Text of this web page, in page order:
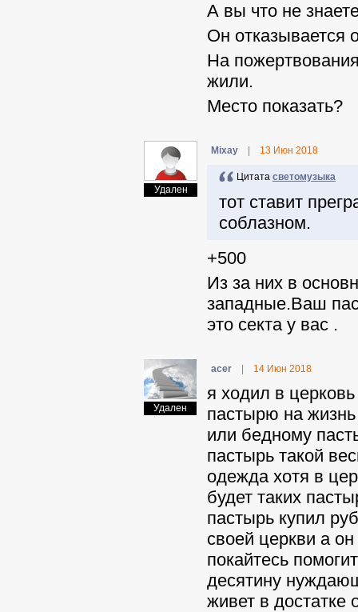
А вы что не
Он отказывается
На
жили.
Место показать?
Удален
Mixay 13 Июн 2018
Цитата светомузыка
тот ставит
соблазном.
+500
Из за них в
западные.Ваш
это секта у вас .
Удален
acer 14 Июн 2018
я ходил в
пастырю на
или бедному
пастырь такой
одежда хотя в
будет таких
пастырь купил
своей церкви а
покайтесь
десятину
живет в достатке